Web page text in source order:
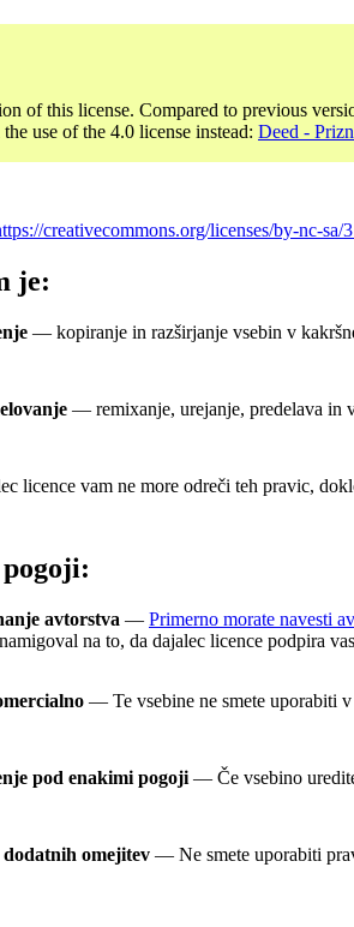
of this license. Compared to previous
use of the 4.0 license instead: Deed -
creativecommons.org/licenses/by-nc-sa/
je:
— kopiranje in razširjanje vsebin v
— remixanje, urejanje, predelava in
licence vam ne more odreči teh pravic,
avtorstva — Primerno morate navesti
na to, da dajalec licence podpira
— Te vsebine ne smete uporabiti
pod enakimi pogoji — Če vsebino
omejitev — Ne smete uporabiti